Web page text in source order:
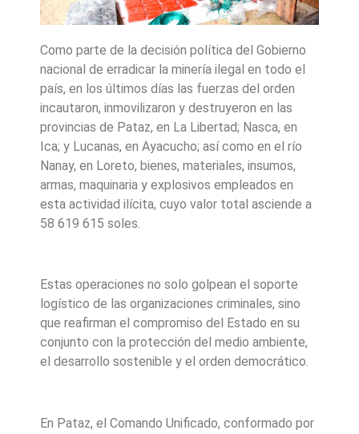
Como parte de la decisión política del Gobierno
nacional de erradicar la minería ilegal en todo el
país, en los últimos días las fuerzas del orden
incautaron, inmovilizaron y destruyeron en las
provincias de Pataz, en La Libertad; Nasca, en
Ica; y Lucanas, en Ayacucho; así como en el río
Nanay, en Loreto, bienes, materiales, insumos,
armas, maquinaria y explosivos empleados en
esta actividad ilícita, cuyo valor total asciende a
58 619 615 soles.
Estas operaciones no solo golpean el soporte
logístico de las organizaciones criminales, sino
que reafirman el compromiso del Estado en su
conjunto con la protección del medio ambiente,
el desarrollo sostenible y el orden democrático.
En Pataz, el Comando Unificado, conformado por